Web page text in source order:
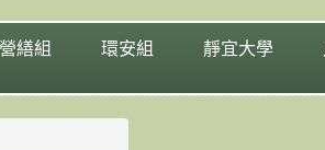
營繕組 環安組 靜宜大學